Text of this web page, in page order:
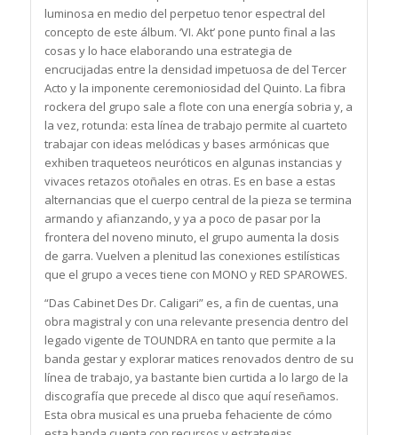
luminosa en medio del perpetuo tenor espectral del
concepto de este álbum. ‘VI. Akt’ pone punto final a las
cosas y lo hace elaborando una estrategia de
encrucijadas entre la densidad impetuosa de del Tercer
Acto y la imponente ceremoniosidad del Quinto. La fibra
rockera del grupo sale a flote con una energía sobria y, a
la vez, rotunda: esta línea de trabajo permite al cuarteto
trabajar con ideas melódicas y bases armónicas que
exhiben traqueteos neuróticos en algunas instancias y
vivaces retazos otoñales en otras. Es en base a estas
alternancias que el cuerpo central de la pieza se termina
armando y afianzando, y ya a poco de pasar por la
frontera del noveno minuto, el grupo aumenta la dosis
de garra. Vuelven a plenitud las conexiones estilísticas
que el grupo a veces tiene con MONO y RED SPAROWES.
“Das Cabinet Des Dr. Caligari” es, a fin de cuentas, una
obra magistral y con una relevante presencia dentro del
legado vigente de TOUNDRA en tanto que permite a la
banda gestar y explorar matices renovados dentro de su
línea de trabajo, ya bastante bien curtida a lo largo de la
discografía que precede al disco que aquí reseñamos.
Esta obra musical es una prueba fehaciente de cómo